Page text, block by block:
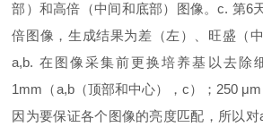
部）和高倍（中间和底部）图像。c. 第6
倍图像，生成结果为差（左）、旺盛（
a,b. 在图像采集前更换培养基以去除
1mm（a,b（顶部和中心），c）；250
因为要保证各个图像的亮度匹配，所以